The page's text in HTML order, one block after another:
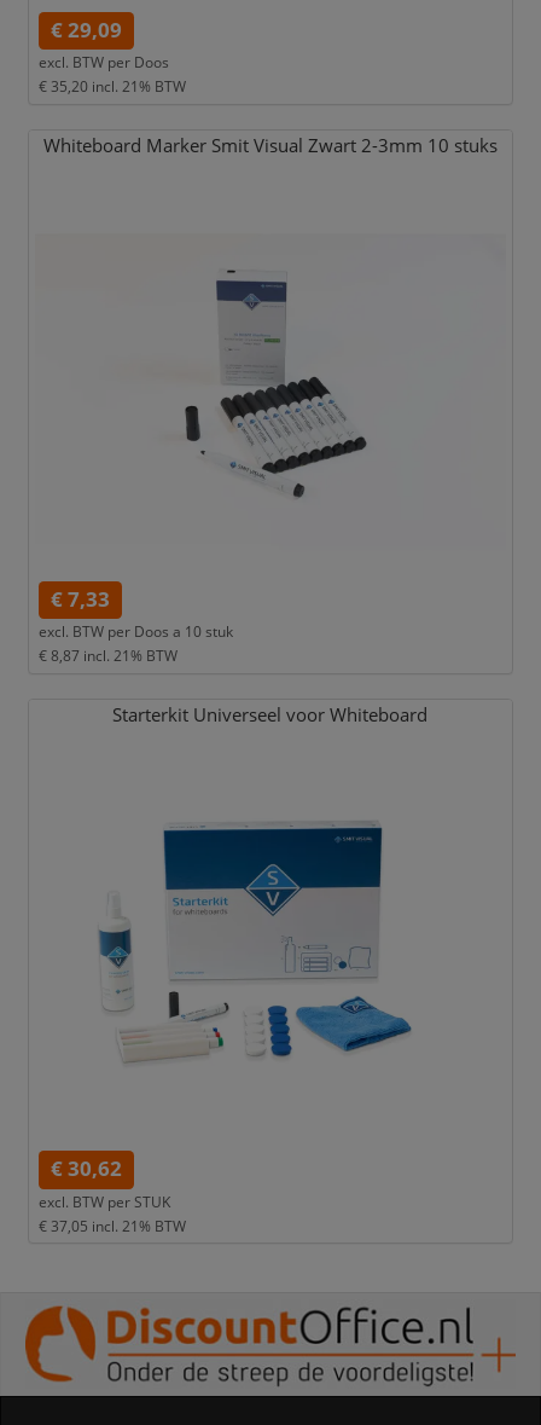
€ 29,09
excl. BTW per Doos
€ 35,20 incl. 21% BTW
Whiteboard Marker Smit Visual Zwart 2-3mm 10 stuks
€ 7,33
excl. BTW per Doos a 10 stuk
€ 8,87 incl. 21% BTW
Starterkit Universeel voor Whiteboard
€ 30,62
excl. BTW per STUK
€ 37,05 incl. 21% BTW